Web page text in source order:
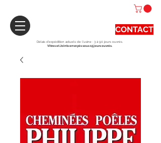
CONTACT
Délais d'expédition actuels de l'usine : 3 à 90 jours ouvrés.
Vitres et Joints envoyés sous 15 jours ouvrés.